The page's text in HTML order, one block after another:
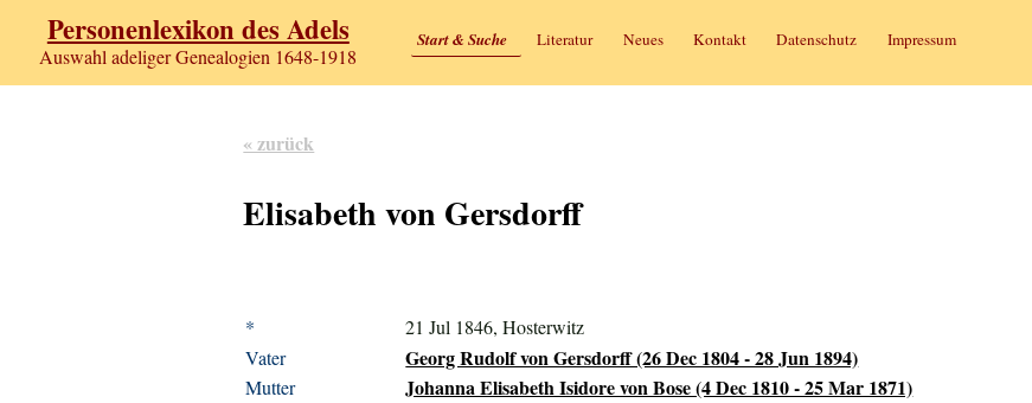
Personenlexikon des Adels
Auswahl adeliger Genealogien 1648-1918
Start & Suche Literatur Neues Kontakt Datenschutz Impressum
« zurück
Elisabeth von Gersdorff
*
21 Jul 1846, Hosterwitz
Vater
Georg Rudolf von Gersdorff (26 Dec 1804 - 28 Jun 1894)
Mutter Johanna Elisabeth Isidore von Bose (4 Dec 1810 - 25 Mar 1871)